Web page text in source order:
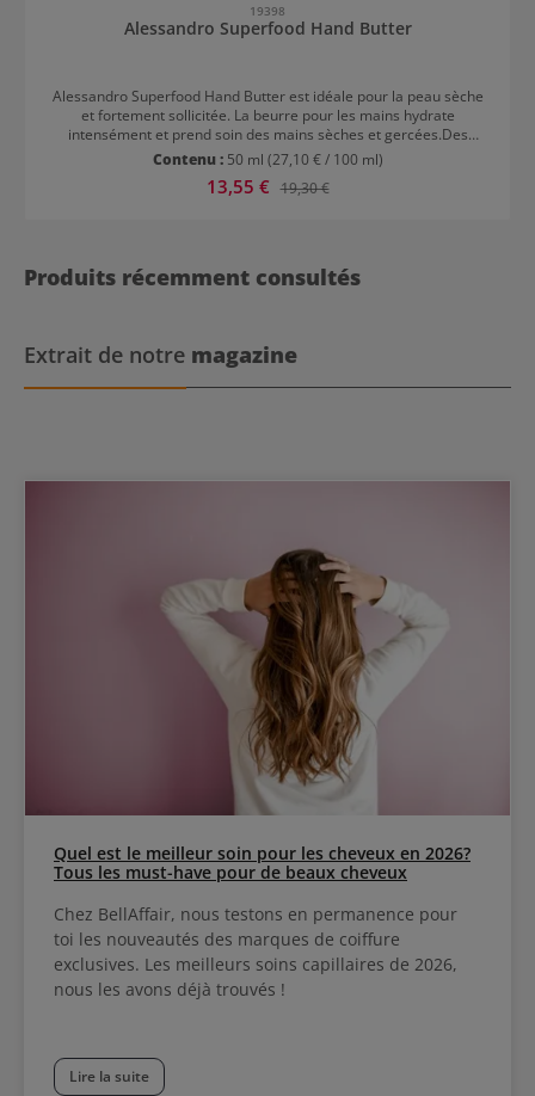
19398
Alessandro Superfood Hand Butter
Alessandro Superfood Hand Butter est idéale pour la peau sèche
et fortement sollicitée. La beurre pour les mains hydrate
intensément et prend soin des mains sèches et gercées.Des
ingrédients précieux tels que le beurre de karité et l'huile de
carotte rétablissent l'équilibre naturel de la peau et soutiennent sa
régénération. De plus, ils protègent contre les radicaux libres et
noix sur le dos des mains et masser doucement.
Contenu : 50 ml (27,10 € / 100 ml)
Prix de vente :
13,55 € Prix régulier :
19,30 €
Produits récemment consultés
Extrait de notre magazine
Quel est le meilleur soin pour les cheveux en 2026?
Tous les must-have pour de beaux cheveux
Chez BellAffair, nous testons en permanence pour
toi les nouveautés des marques de coiffure
exclusives. Les meilleurs soins capillaires de 2026,
nous les avons déjà trouvés !
Lire la suite